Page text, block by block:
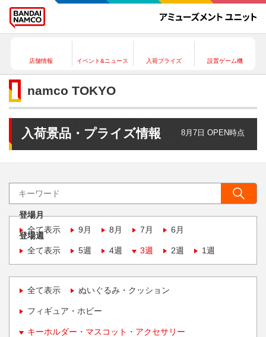
店舗情報 イベント&ニュース 入荷プライズ 設置ゲーム機
namco TOKYO
入荷景品・プライズ情報 8月7日 OPEN時点
登場月
全て表示
9月 8月 7月 6月
登場週
全て表示
5週 4週 3週 2週 1週
全て表示 ぬいぐるみ・クッション
フィギュア・ホビー
キーホルダー・マスコット・アクセサリー